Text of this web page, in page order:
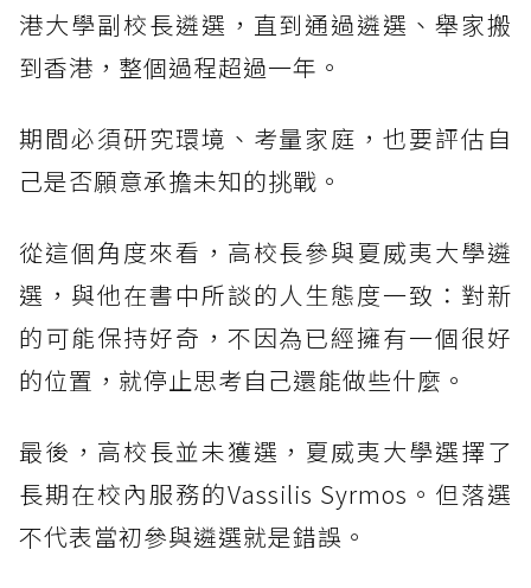
港大學副校長遴選，直到通過遴選、舉家搬
到香港，整個過程超過一年。
期間必須研究環境、考量家庭，也要評估自
己是否願意承擔未知的挑戰。
從這個角度來看，高校長參與夏威夷大學遴
選，與他在書中所談的人生態度一致：對新
的可能保持好奇，不因為已經擁有一個很好
的位置，就停止思考自己還能做些什麼。
最後，高校長並未獲選，夏威夷大學選擇了
長期在校內服務的Vassilis Syrmos。但落選
不代表當初參與遴選就是錯誤。